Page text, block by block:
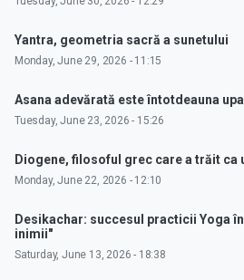
Yantra, geometria sacră a sunetului
Monday, June 29, 2026 - 11:15
Asana adevărată este întotdeauna
Tuesday, June 23, 2026 - 15:26
Diogene, filosoful grec care a trăit ca
Monday, June 22, 2026 - 12:10
Desikachar: succesul practicii Yoga
inimii"
Saturday, June 13, 2026 - 18:38